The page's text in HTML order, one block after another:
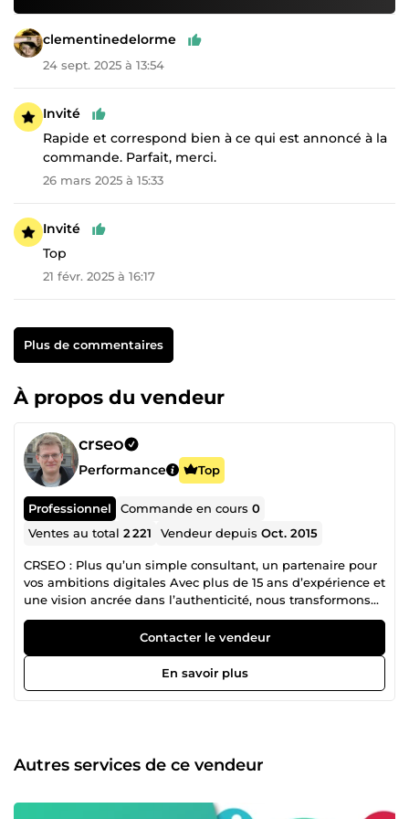
clementinedelorme
24 sept. 2025 à 13:54
Invité
Rapide et correspond bien à ce qui est annoncé à la
commande. Parfait, merci.
26 mars 2025 à 15:33
Invité
Top
21 févr. 2025 à 16:17
Plus de commentaires
À propos du vendeur
crseo
Performance Top
Professionnel Commande en cours0
Ventes au total2 221 Vendeur depuisOct. 2015
CRSEO : Plus qu’un simple consultant, un partenaire pour
vos ambitions digitales Avec plus de 15 ans d’expérience et
une vision ancrée dans l’authenticité, nous transformons
votre visibilité en ligne en une véritable force. Nos services
ne se limitent pas à des stratégies SEO ou SEA : nous vous
accompagnons pour donner un sens à votre présence
numérique, en valorisant ce qui vous rend unique. Qui
sommes-nous ? CRSEO, c’est avant tout une histoire
relationnelles au service de vos projets digitaux. Nous
croyons que chaque site, chaque projet, doit refléter des
dans la main avec vous pour co-créer des stratégies
Contacter le vendeur
En savoir plus
Autres services de ce vendeur